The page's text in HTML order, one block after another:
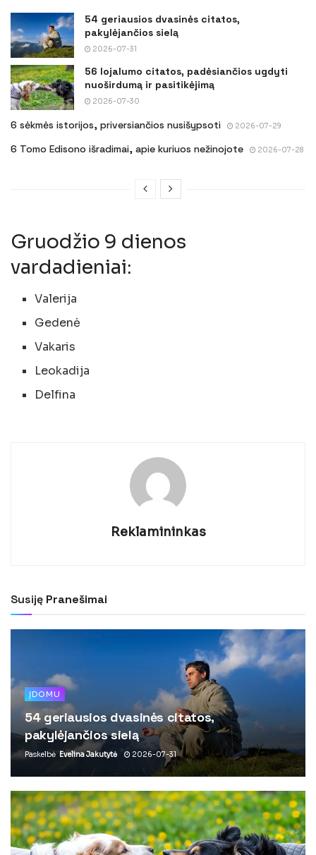
54 geriausios dvasinės citatos,
pakylėjančios sielą
2026-07-31
56 lojalumo citatos, padėsiančios ugdyti
nuoširdumą ir pasitikėjimą
2026-07-30
6 sėkmės istorijos, priversiančios nusišypsoti 2026-07-29
6 Tomo Edisono išradimai, apie kuriuos nežinojote 2026-07-28
Gruodžio 9 dienos
vardadieniai:
Valerija
Gedenė
Vakaris
Leokadija
Delfina
Reklamininkas
Susiję Pranešimai
ĮDOMU
54 geriausios dvasinės citatos,
pakylėjančios sielą
Paskelbė Evelina Jakutytė 2026-07-31